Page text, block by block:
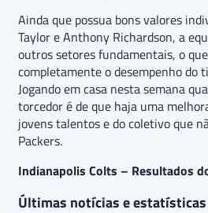
Ainda que possua bons valores
Taylor e Anthony Richardson, a
outros setores fundamentais, o
completamente o desempenho do
Jogando em casa nesta semana
torcedor é de que haja uma
jovens talentos e do coletivo que
Packers.
Indianapolis Colts – Resultados
Últimas notícias e